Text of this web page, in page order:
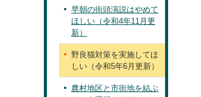
早朝の街頭演説はやめて
ほしい（令和4年11月更
新）
野良猫対策を実施してほ
しい（令和5年6月更新）
農村地区と市街地を結ぶ